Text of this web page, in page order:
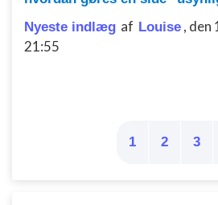
Nyeste indlæg af Louise , den
21:55
1 2 3